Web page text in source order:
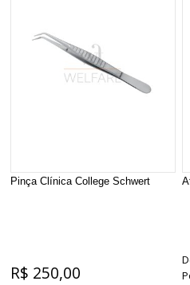
Pinça Clínica College Schwert
R$ 250,00